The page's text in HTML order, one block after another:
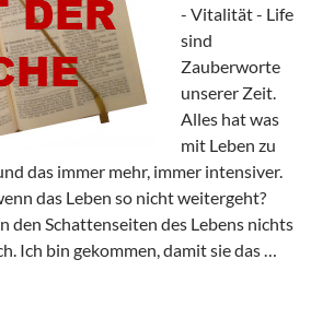
- Vitalität - Life
sind
Zauberworte
unserer Zeit.
Alles hat was
mit Leben zu
das immer mehr, immer intensiver.
das Leben so nicht weitergeht?
den Schattenseiten des Lebens nichts
Ich bin gekommen, damit sie das …